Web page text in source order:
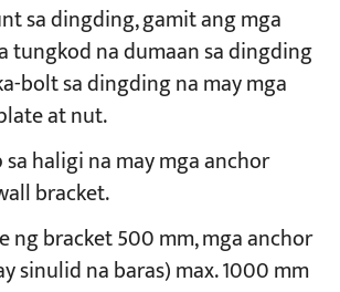
sa dingding, gamit ang mga
tungkod na dumaan sa dingding
bolt sa dingding na may mga
at nut.
sa haligi na may mga anchor
bracket.
ng bracket 500 mm, mga anchor
sinulid na baras) max. 1000 mm